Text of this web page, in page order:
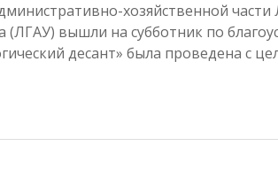
хозяйственной части
(ЛГАУ) вышли на субботник по
десант» была проведена с